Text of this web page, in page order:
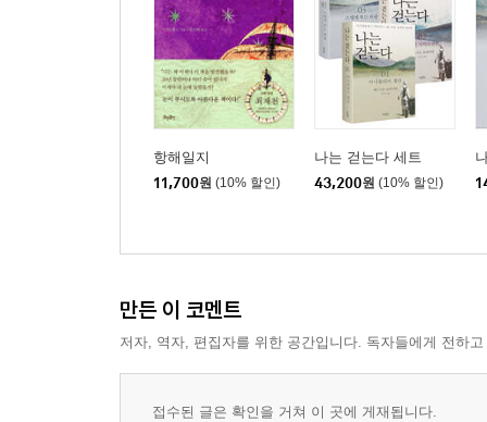
항해일지
11,700원 (10% 할인)
나는 걷는다 세트
43,200원 (10% 할인)
만든 이 코멘트
저자, 역자, 편집자를 위한 공간입니다. 독자들에게 전하
접수된 글은 확인을 거쳐 이 곳에 게재됩니다.